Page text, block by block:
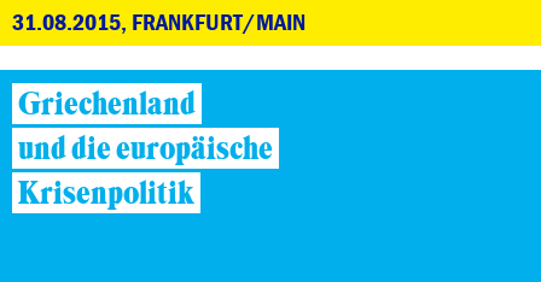
31.08.2015, FRANKFURT/MAIN
Griechenland
und die europäische
Krisenpolitik